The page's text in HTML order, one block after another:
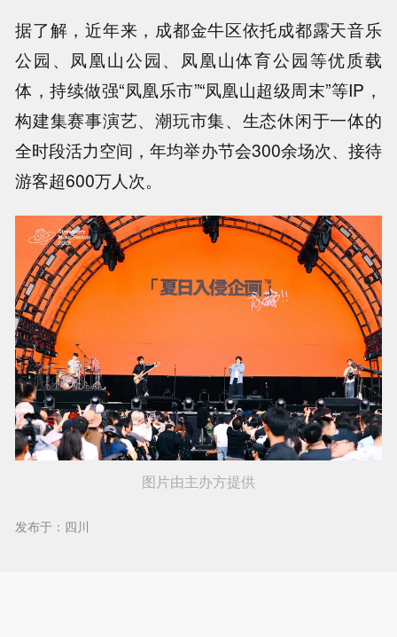
据了解，近年来，成都金牛区依托成都露天音乐
公园、凤凰山公园、凤凰山体育公园等优质载
体，持续做强“凤凰乐市”“凤凰山超级周末”等IP，
构建集赛事演艺、潮玩市集、生态休闲于一体的
全时段活力空间，年均举办节会300余场次、接待
游客超600万人次。
图片由主办方提供
发布于：四川